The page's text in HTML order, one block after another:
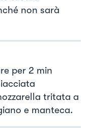
non sarà
per 2 min
tritata a
e manteca.